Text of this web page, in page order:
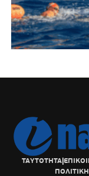
ΤΑΥΤΟΤΗΤΑ|
ΠΟΛΙΤΙΚΗ